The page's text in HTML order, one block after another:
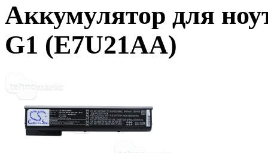
Аккумулятор для
G1 (E7U21AA)